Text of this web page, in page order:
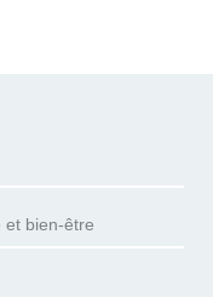
et bien-être